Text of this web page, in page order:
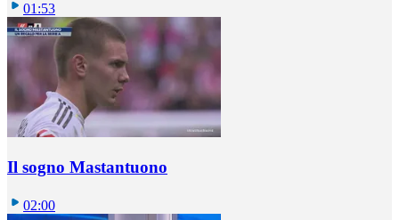
01:53
Il sogno Mastantuono
02:00